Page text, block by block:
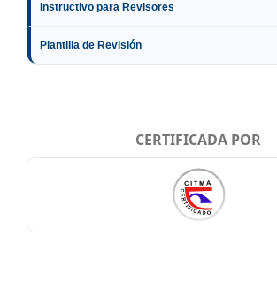
Instructivo para Revisores
Plantilla de Revisión
CERTIFICADA POR